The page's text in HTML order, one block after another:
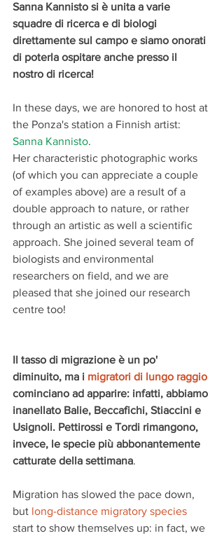
Sanna Kannisto si è unita a varie
squadre di ricerca e di biologi
direttamente sul campo e siamo onorati
di poterla ospitare anche presso il
nostro di ricerca!
In these days, we are honored to host at
the Ponza's station a Finnish artist:
Sanna Kannisto.
Her characteristic photographic works
(of which you can appreciate a couple
of examples above) are a result of a
double approach to nature, or rather
through an artistic as well a scientific
approach. She joined several team of
biologists and environmental
researchers on field, and we are
pleased that she joined our research
centre too!
Il tasso di migrazione è un po'
diminuito, ma i migratori di lungo raggio
cominciano ad apparire: infatti, abbiamo
inanellato Balie, Beccafichi, Stiaccini e
Usignoli. Pettirossi e Tordi rimangono,
invece, le specie più abbonantemente
catturate della settimana.
Migration has slowed the pace down,
but long-distance migratory species
start to show themselves up: in fact, we